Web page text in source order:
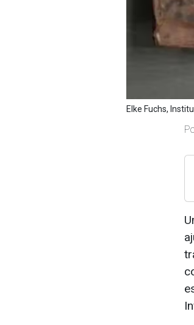
Elke Fuchs,